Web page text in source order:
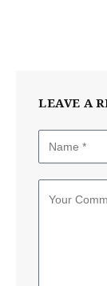
LEAVE A